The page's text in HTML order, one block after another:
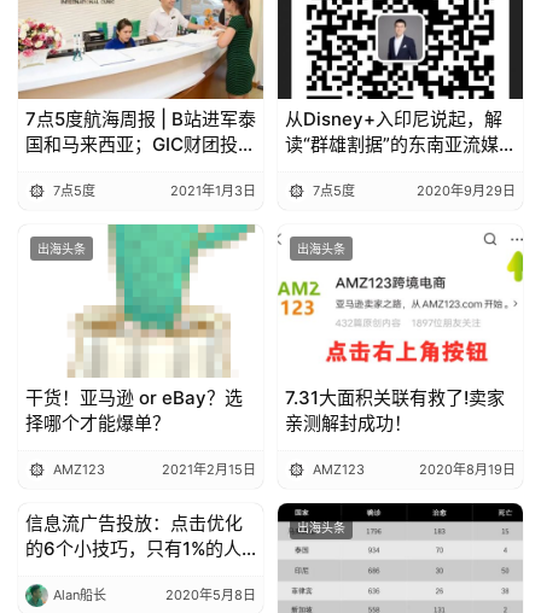
7点5度航海周报 | B站进军泰
国和马来西亚；GIC财团投资
元；印尼计划开启主权财富
基金的第二轮募资
7点5度 2021年1月3日
从Disney+入印尼说起，解
读“群雄割据”的东南亚流媒
7点5度 2020年9月29日
出海头条
干货！亚马逊 or eBay？选
择哪个才能爆单？
AMZ123 2021年2月15日
出海头条
7.31大面积关联有救了!卖家
亲测解封成功！
AMZ123 2020年8月19日
出海头条
信息流广告投放：点击优化
的6个小技巧，只有1%的人
Alan船长 2020年5月8日
出海头条